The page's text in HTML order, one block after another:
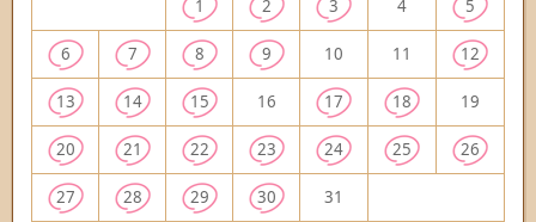
1 2 3 4 5
6 7 8 9 10 11 12
13 14 15 16 17 18 19
20 21 22 23 24 25 26
27 28 29 30 31